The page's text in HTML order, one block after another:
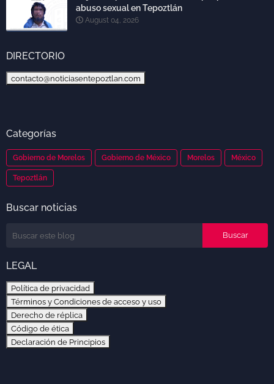
abuso sexual en Tepoztlán
August 04, 2026
DIRECTORIO
contacto@noticiasentepoztlan.com
Categorías
Gobierno de Morelos Gobierno de México Morelos México
Tepoztlán
Buscar noticias
LEGAL
Política de privacidad
Términos y Condiciones de acceso y uso
Derecho de réplica
Código de ética
Declaración de Principios